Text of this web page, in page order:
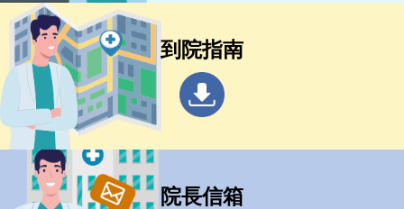
到院指南
院長信箱